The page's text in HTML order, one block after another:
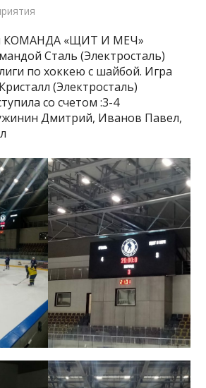
КОМАНДА «ЩИТ И МЕЧ»
Сталь (Электросталь)
по хоккею с шайбой. Игра
(Электросталь)
со счетом :3-4
Дмитрий, Иванов Павел,